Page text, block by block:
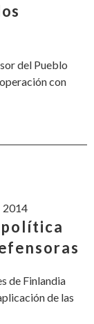
del Pueblo
con
2014
de Finlandia
de las